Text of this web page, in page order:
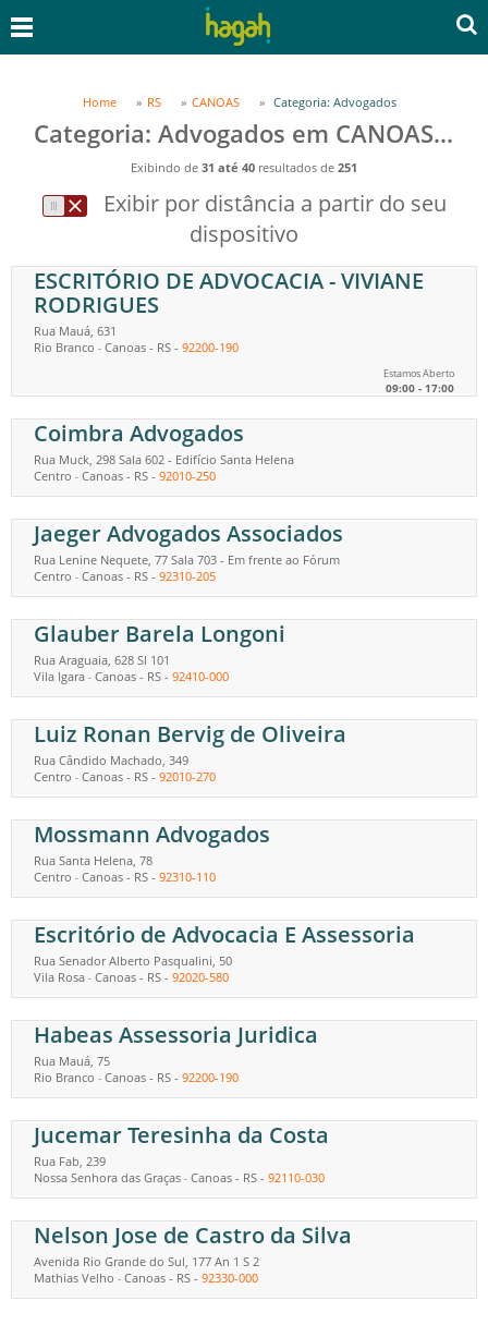
Home RS CANOAS Categoria: Advogados
Categoria: Advogados em CANOAS, RS
Exibindo de 31 até 40 resultados de 251
Exibir por distância a partir do seu
dispositivo
ESCRITÓRIO DE ADVOCACIA - VIVIANE
RODRIGUES
Rua Mauá, 631
Rio Branco - Canoas - RS - 92200-190
Estamos Aberto
09:00 - 17:00
Coimbra Advogados
Rua Muck, 298 Sala 602 - Edifício Santa Helena
Centro - Canoas - RS - 92010-250
Jaeger Advogados Associados
Rua Lenine Nequete, 77 Sala 703 - Em frente ao Fórum
Centro - Canoas - RS - 92310-205
Glauber Barela Longoni
Rua Araguaia, 628 Sl 101
Vila Igara - Canoas - RS - 92410-000
Luiz Ronan Bervig de Oliveira
Rua Cândido Machado, 349
Centro - Canoas - RS - 92010-270
Mossmann Advogados
Rua Santa Helena, 78
Centro - Canoas - RS - 92310-110
Escritório de Advocacia E Assessoria
Rua Senador Alberto Pasqualini, 50
Vila Rosa - Canoas - RS - 92020-580
Habeas Assessoria Juridica
Rua Mauá, 75
Rio Branco - Canoas - RS - 92200-190
Jucemar Teresinha da Costa
Rua Fab, 239
Nossa Senhora das Graças - Canoas - RS - 92110-030
Nelson Jose de Castro da Silva
Avenida Rio Grande do Sul, 177 An 1 S 2
Mathias Velho - Canoas - RS - 92330-000